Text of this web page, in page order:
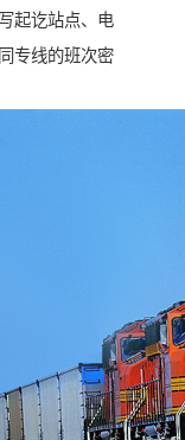
起讫站点、电
专线的班次密